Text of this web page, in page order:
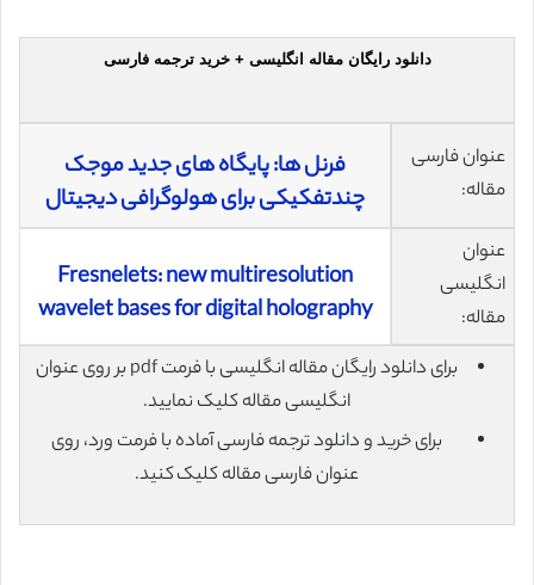
دانلود رایگان مقاله انگلیسی + خرید ترجمه فارسی
عنوان فارسی
مقاله:
فرنل ‌ها: پایگاه‌ های جدید موجک
چندتفکیکی برای هولوگرافی دیجیتال
عنوان
انگلیسی
مقاله:
Fresnelets: new multiresolution
wavelet bases for digital holography
برای دانلود رایگان مقاله انگلیسی با فرمت pdf بر روی عنوان
انگلیسی مقاله کلیک نمایید.
برای خرید و دانلود ترجمه فارسی آماده با فرمت ورد، روی
عنوان فارسی مقاله کلیک کنید.